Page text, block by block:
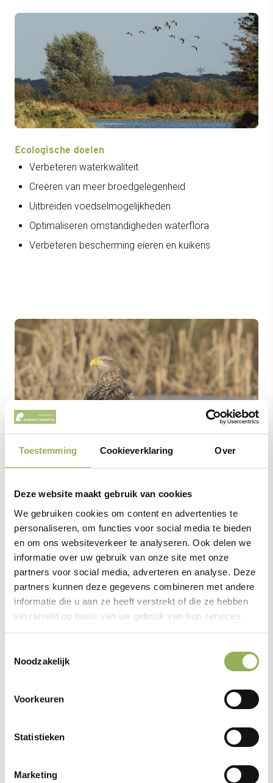
Toestemming Cookieverklaring Over
Deze website maakt gebruik van cookies
We gebruiken cookies om content en advertenties te
personaliseren, om functies voor social media te bieden
en om ons websiteverkeer te analyseren. Ook delen we
informatie over uw gebruik van onze site met onze
partners voor social media, adverteren en analyse. Deze
partners kunnen deze gegevens combineren met andere
informatie die u aan ze heeft verstrekt of die ze hebben
verzameld op basis van uw gebruik van hun services.
Noodzakelijk
Voorkeuren
Statistieken
Marketing
Ecologische doelen
Verbeteren waterkwaliteit
Creëren van meer broedgelegenheid
Uitbreiden voedselmogelijkheden
Optimaliseren omstandigheden waterflora
Verbeteren bescherming eieren en kuikens
Op het al bestaande eiland in het Markiezaatsmeer - de
Spuitkop - broeden al vele lepelaars en meeuwen. Om
deze kolonies en hun jongen veilig te houden, worden de
geulen rondom het eiland verdiept. Hierdoor kunnen
predatoren het eiland niet meer bereiken. Deze geulen
dragen ook bij aan een goede doorstroming van het
gebruikt voor de aanleg van de eilanden. De eilanden zelf
minder is. In deze luwere delen is minder verstoring van
kan hier waterflora optimaal groeien.
Met de optimalisatie van de Spuitkop en de aanleg van